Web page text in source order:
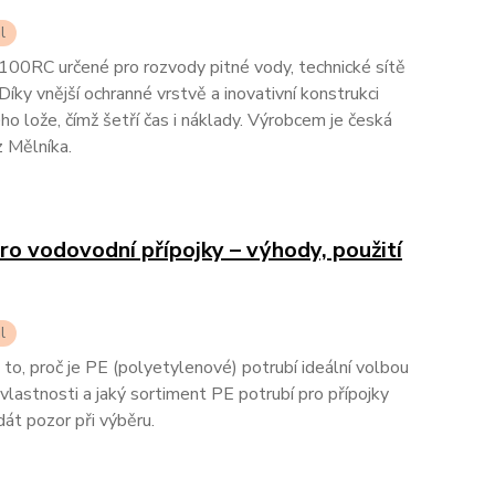
určené pro rozvody pitné vody, technické sítě
vnější ochranné vrstvě a inovativní konstrukci
lože, čímž šetří čas i náklady. Výrobcem je česká
vodovodní přípojky – výhody, použití
proč je PE (polyetylenové) potrubí ideální volbou
a jaký sortiment PE potrubí pro přípojky
pozor při výběru.